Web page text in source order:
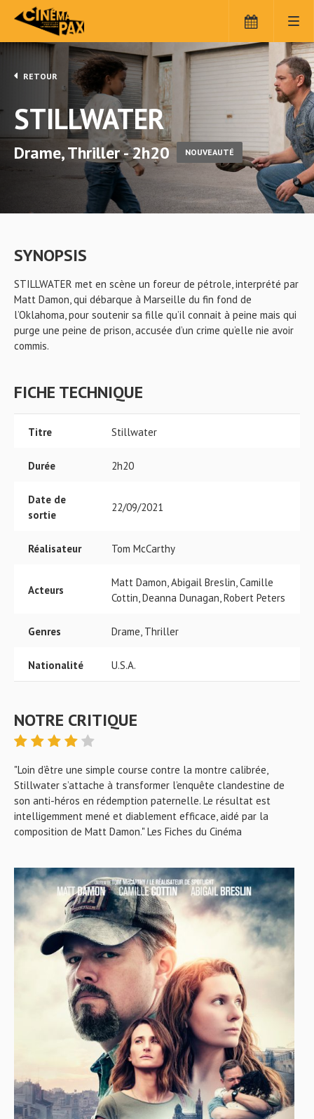
RETOUR
STILLWATER
Drame, Thriller - 2h20 NOUVEAUTÉ
SYNOPSIS
STILLWATER met en scène un foreur de pétrole, interprété par
Matt Damon, qui débarque à Marseille du fin fond de
l’Oklahoma, pour soutenir sa fille qu’il connait à peine mais qui
purge une peine de prison, accusée d’un crime qu’elle nie avoir
commis.
FICHE TECHNIQUE
Titre Stillwater
Durée 2h20
Date de
sortie
22/09/2021
Réalisateur Tom McCarthy
Acteurs
Matt Damon, Abigail Breslin, Camille
Cottin, Deanna Dunagan, Robert Peters
Genres Drame, Thriller
Nationalité U.S.A.
NOTRE CRITIQUE
"Loin d’être une simple course contre la montre calibrée,
Stillwater s’attache à transformer l’enquête clandestine de
son anti-héros en rédemption paternelle. Le résultat est
intelligemment mené et diablement efficace, aidé par la
composition de Matt Damon." Les Fiches du Cinéma